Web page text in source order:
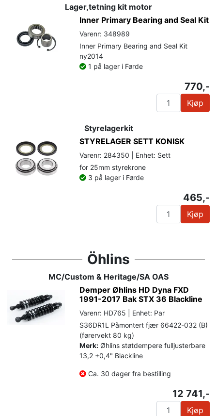
Lager,tetning kit motor
Inner Primary Bearing and Seal Kit
Varenr: 348989
Inner Primary Bearing and Seal Kit
ny2014
1 på lager i Førde
770,-
Kjøp
Styrelagerkit
STYRELAGER SETT KONISK
Varenr: 284350 | Enhet: Sett
for 25mm styrekrone
3 på lager i Førde
465,-
Kjøp
Öhlins
MC/Custom & Heritage/SA OAS
Demper Øhlins HD Dyna FXD
1991-2017 Bak STX 36 Blackline
Varenr: HD765 | Enhet: Par
S36DR1L Påmontert fjær 66422-032 (B)
(førervekt 80 kg)
Merk: Øhlins støtdempere fulljusterbare
13,2 +0,4" Blackline
Ca. 30 dager fra bestilling
12 741,-
Kjøp